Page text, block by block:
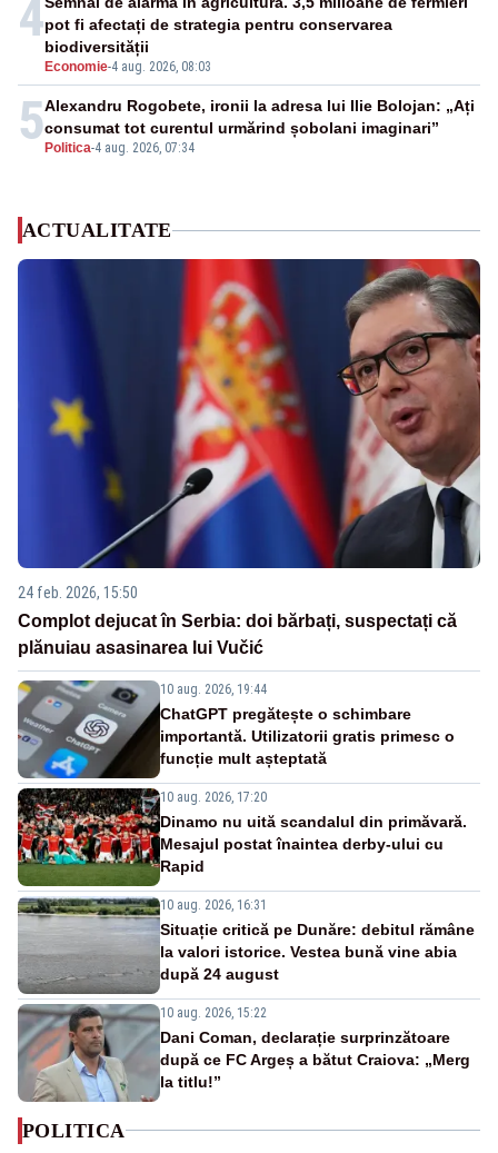
4
Economie-4 aug. 2026, 08:03
pot fi afectați de strategia pentru conservarea
biodiversității
5 Politica-4 aug. 2026, 07:34
Alexandru Rogobete, ironii la adresa lui Ilie Bolojan: „Ați
consumat tot curentul urmărind șobolani imaginari”
ACTUALITATE
24 feb. 2026, 15:50
Complot dejucat în Serbia: doi bărbați, suspectați că
plănuiau asasinarea lui Vučić
10 aug. 2026, 19:44
ChatGPT pregătește o schimbare
importantă. Utilizatorii gratis primesc o
funcție mult așteptată
10 aug. 2026, 17:20
Dinamo nu uită scandalul din primăvară.
Mesajul postat înaintea derby-ului cu
Rapid
10 aug. 2026, 16:31
Situație critică pe Dunăre: debitul rămâne
la valori istorice. Vestea bună vine abia
după 24 august
10 aug. 2026, 15:22
Dani Coman, declarație surprinzătoare
după ce FC Argeș a bătut Craiova: „Merg
la titlu!”
POLITICA